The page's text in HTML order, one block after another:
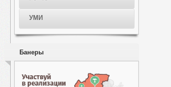
УМИ
Банеры